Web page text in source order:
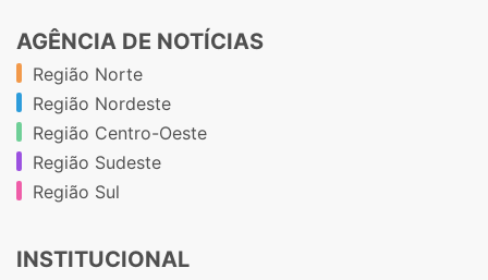
AGÊNCIA DE NOTÍCIAS
Região Norte
Região Nordeste
Região Centro-Oeste
Região Sudeste
Região Sul
INSTITUCIONAL